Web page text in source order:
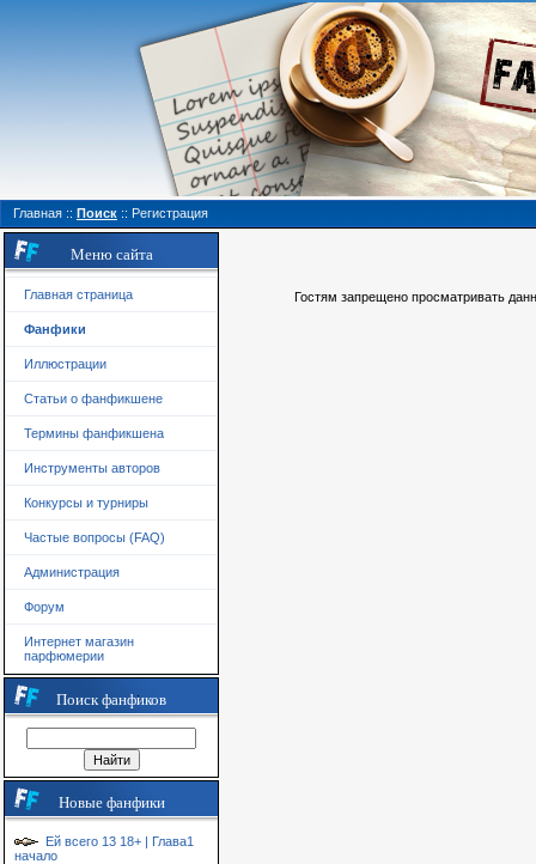
Главная :: Поиск :: Регистрация
Меню сайта
Главная страница
Фанфики
Иллюстрации
Статьи о фанфикшене
Термины фанфикшена
Инструменты авторов
Конкурсы и турниры
Частые вопросы (FAQ)
Администрация
Форум
Интернет магазин
парфюмерии
Поиск фанфиков
Новые фанфики
Ей всего 13 18+ | Глава1
начало
Гостям запрещено просматривать